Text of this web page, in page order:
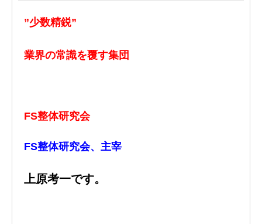
”少数精鋭”
業界の常識を覆す集団
FS整体研究会
FS整体研究会、主宰
上原考一です。